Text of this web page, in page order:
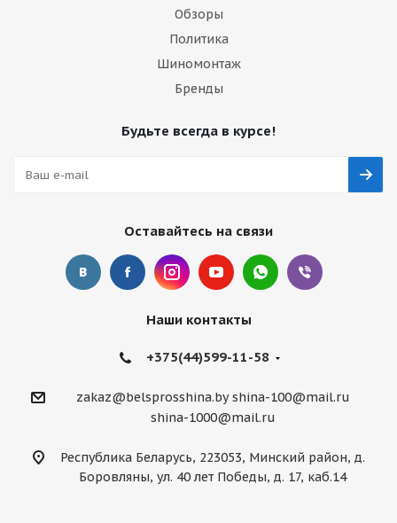
Обзоры
Политика
Шиномонтаж
Бренды
Будьте всегда в курсе!
Оставайтесь на связи
Наши контакты
+375(44)599-11-58
zakaz@belsprosshina.by shina-100@mail.ru
shina-1000@mail.ru
Республика Беларусь, 223053, Минский район, д.
Боровляны, ул. 40 лет Победы, д. 17, каб.14